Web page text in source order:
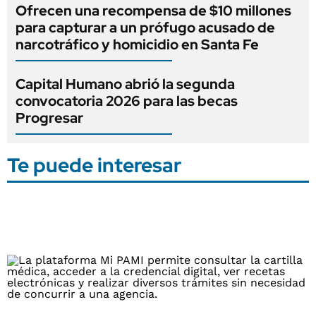
Ofrecen una recompensa de $10 millones
para capturar a un prófugo acusado de
narcotráfico y homicidio en Santa Fe
Capital Humano abrió la segunda
convocatoria 2026 para las becas
Progresar
Te puede interesar